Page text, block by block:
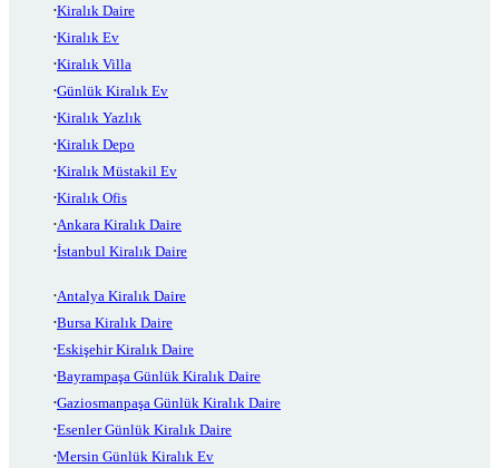
Kiralık Daire
Kiralık Ev
Kiralık Villa
Günlük Kiralık Ev
Kiralık Yazlık
Kiralık Depo
Kiralık Müstakil Ev
Kiralık Ofis
Ankara Kiralık Daire
İstanbul Kiralık Daire
Antalya Kiralık Daire
Bursa Kiralık Daire
Eskişehir Kiralık Daire
Bayrampaşa Günlük Kiralık Daire
Gaziosmanpaşa Günlük Kiralık Daire
Esenler Günlük Kiralık Daire
Mersin Günlük Kiralık Ev